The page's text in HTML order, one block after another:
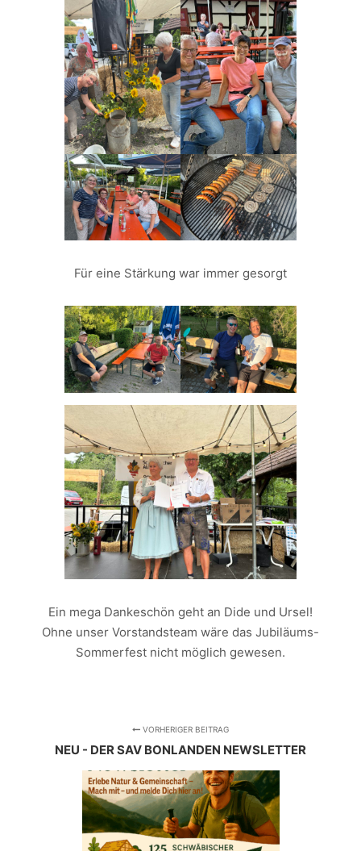
Für eine Stärkung war immer gesorgt
Ein mega Dankeschön geht an Dide und Ursel!
Ohne unser Vorstandsteam wäre das Jubiläums-
Sommerfest nicht möglich gewesen.
VORHERIGER BEITRAG
NEU - DER SAV BONLANDEN NEWSLETTER